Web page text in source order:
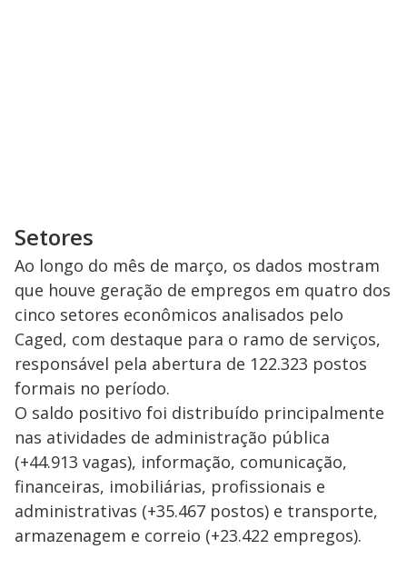
Setores
Ao longo do mês de março, os dados mostram
que houve geração de empregos em quatro dos
cinco setores econômicos analisados pelo
Caged, com destaque para o ramo de serviços,
responsável pela abertura de 122.323 postos
formais no período.
O saldo positivo foi distribuído principalmente
nas atividades de administração pública
(+44.913 vagas), informação, comunicação,
financeiras, imobiliárias, profissionais e
administrativas (+35.467 postos) e transporte,
armazenagem e correio (+23.422 empregos).